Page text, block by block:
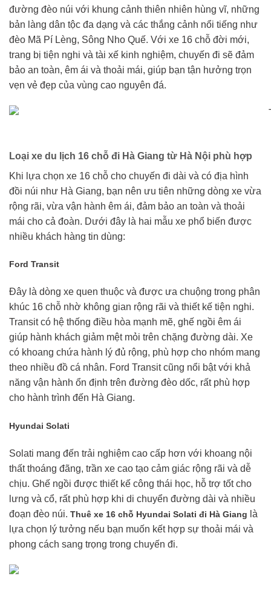
đường đèo núi với khung cảnh thiên nhiên hùng vĩ, những
bản làng dân tộc đa dạng và các thắng cảnh nổi tiếng như
đèo Mã Pí Lèng, Sông Nho Quế. Với xe 16 chỗ đời mới,
trang bị tiện nghi và tài xế kinh nghiệm, chuyến đi sẽ đảm
bảo an toàn, êm ái và thoải mái, giúp bạn tận hưởng trọn
vẹn vẻ đẹp của vùng cao nguyên đá.
Loại xe du lịch 16 chỗ đi Hà Giang từ Hà Nội phù hợp
Khi lựa chọn xe 16 chỗ cho chuyến đi dài và có địa hình
đồi núi như Hà Giang, bạn nên ưu tiên những dòng xe vừa
rộng rãi, vừa vận hành êm ái, đảm bảo an toàn và thoải
mái cho cả đoàn. Dưới đây là hai mẫu xe phổ biến được
nhiều khách hàng tin dùng:
Ford Transit
Đây là dòng xe quen thuộc và được ưa chuộng trong phân
khúc 16 chỗ nhờ không gian rộng rãi và thiết kế tiện nghi.
Transit có hệ thống điều hòa mạnh mẽ, ghế ngồi êm ái
giúp hành khách giảm mệt mỏi trên chặng đường dài. Xe
có khoang chứa hành lý đủ rộng, phù hợp cho nhóm mang
theo nhiều đồ cá nhân. Ford Transit cũng nổi bật với khả
năng vận hành ổn định trên đường đèo dốc, rất phù hợp
cho hành trình đến Hà Giang.
Hyundai Solati
Solati mang đến trải nghiệm cao cấp hơn với khoang nội
thất thoáng đãng, trần xe cao tạo cảm giác rộng rãi và dễ
chịu. Ghế ngồi được thiết kế công thái học, hỗ trợ tốt cho
lưng và cổ, rất phù hợp khi di chuyển đường dài và nhiều
đoạn đèo núi. Thuê xe 16 chỗ Hyundai Solati đi Hà Giang là
lựa chọn lý tưởng nếu bạn muốn kết hợp sự thoải mái và
phong cách sang trọng trong chuyến đi.